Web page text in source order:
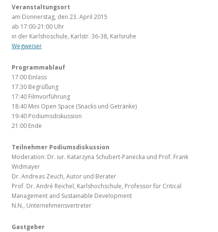
Veranstaltungsort
am Donnerstag, den 23. April 2015
ab 17:00-21:00 Uhr
in der Karlshoschule, Karlstr. 36-38, Karlsruhe
Wegweiser
Programmablauf
17:00 Einlass
17:30 Begrüßung
17:40 Filmvorführung
18:40 Mini Open Space (Snacks und Getränke)
19:40 Podiumsdiskussion
21:00 Ende
Teilnehmer Podiumsdiskussion
Moderation: Dr. iur. Katarzyna Schubert-Panecka und Prof. Frank
Widmayer
Dr. Andreas Zeuch, Autor und Berater
Prof. Dr. André Reichel, Karlshochschule, Professor für Critical
Management and Sustainable Development
N.N., Unternehmensvertreter
Gastgeber